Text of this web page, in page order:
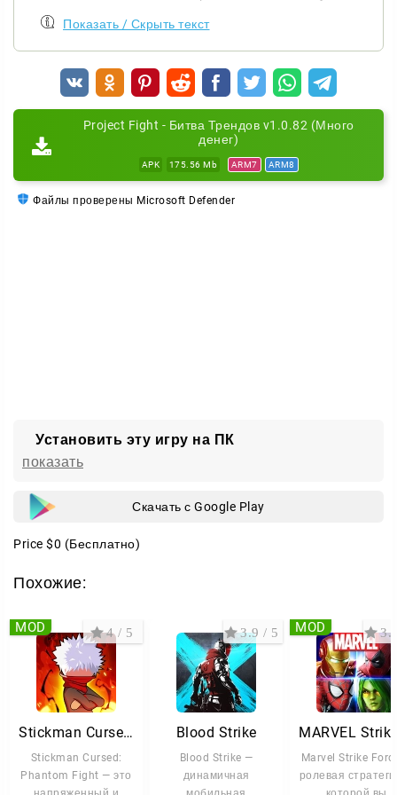
улучшения. В модифицированной версии валюта не
уменьшается при тратах, а возрастает на
потраченную сумму до бесконечности.
Показать / Скрыть текст
Project Fight - Битва Трендов v1.0.82 (Много
денег)
APK 175.56 Mb ARM7 ARM8
Файлы проверены Microsoft Defender
Установить эту игру на ПК
показать
Скачать с Google Play
Price $0 (Бесплатно)
Похожие:
Stickman Cursed: Phantom Fight
Stickman Cursed:
Phantom Fight — это
4 / 5
MOD
Blood Strike
Blood Strike —
динамичная
3.9 / 5
Marvel Strike
ролевая
MOD